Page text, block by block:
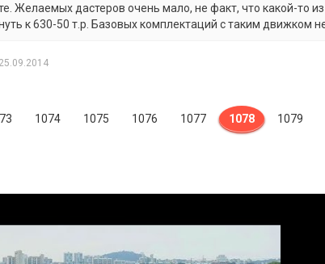
Желаемых дастеров очень мало, не факт, что какой-то
к 630-50 т.р. Базовых комплектаций с таким движком
1074 1075 1076 1077 1078 1079